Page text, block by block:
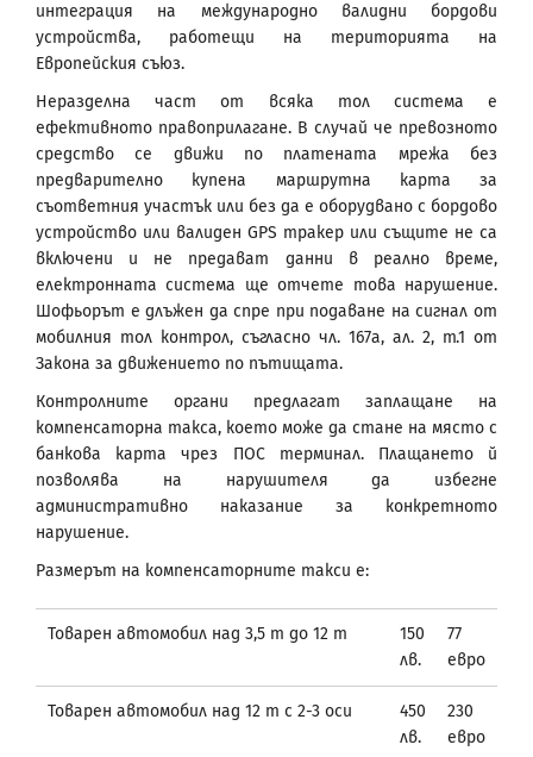
интеграция на международно валидни бордови
устройства, работещи на територията на
Европейския съюз.
Неразделна част от всяка тол система е
ефективното правоприлагане. В случай че превозното
средство се движи по платената мрежа без
предварително купена маршрутна карта за
съответния участък или без да е оборудвано с бордово
устройство или валиден GPS тракер или същите не са
включени и не предават данни в реално време,
електронната система ще отчете това нарушение.
Шофьорът е длъжен да спре при подаване на сигнал от
мобилния тол контрол, съгласно чл. 167а, ал. 2, т.1 от
Закона за движението по пътищата.
Контролните органи предлагат заплащане на
компенсаторна такса, което може да стане на място с
банкова карта чрез ПОС терминал. Плащането й
позволява на нарушителя да избегне
административно наказание за конкретното
нарушение.
Размерът на компенсаторните такси е:
Товарен автомобил над 3,5 т до 12 т
150
лв.
77
евро
Товарен автомобил над 12 т с 2-3 оси
450
лв.
230
евро